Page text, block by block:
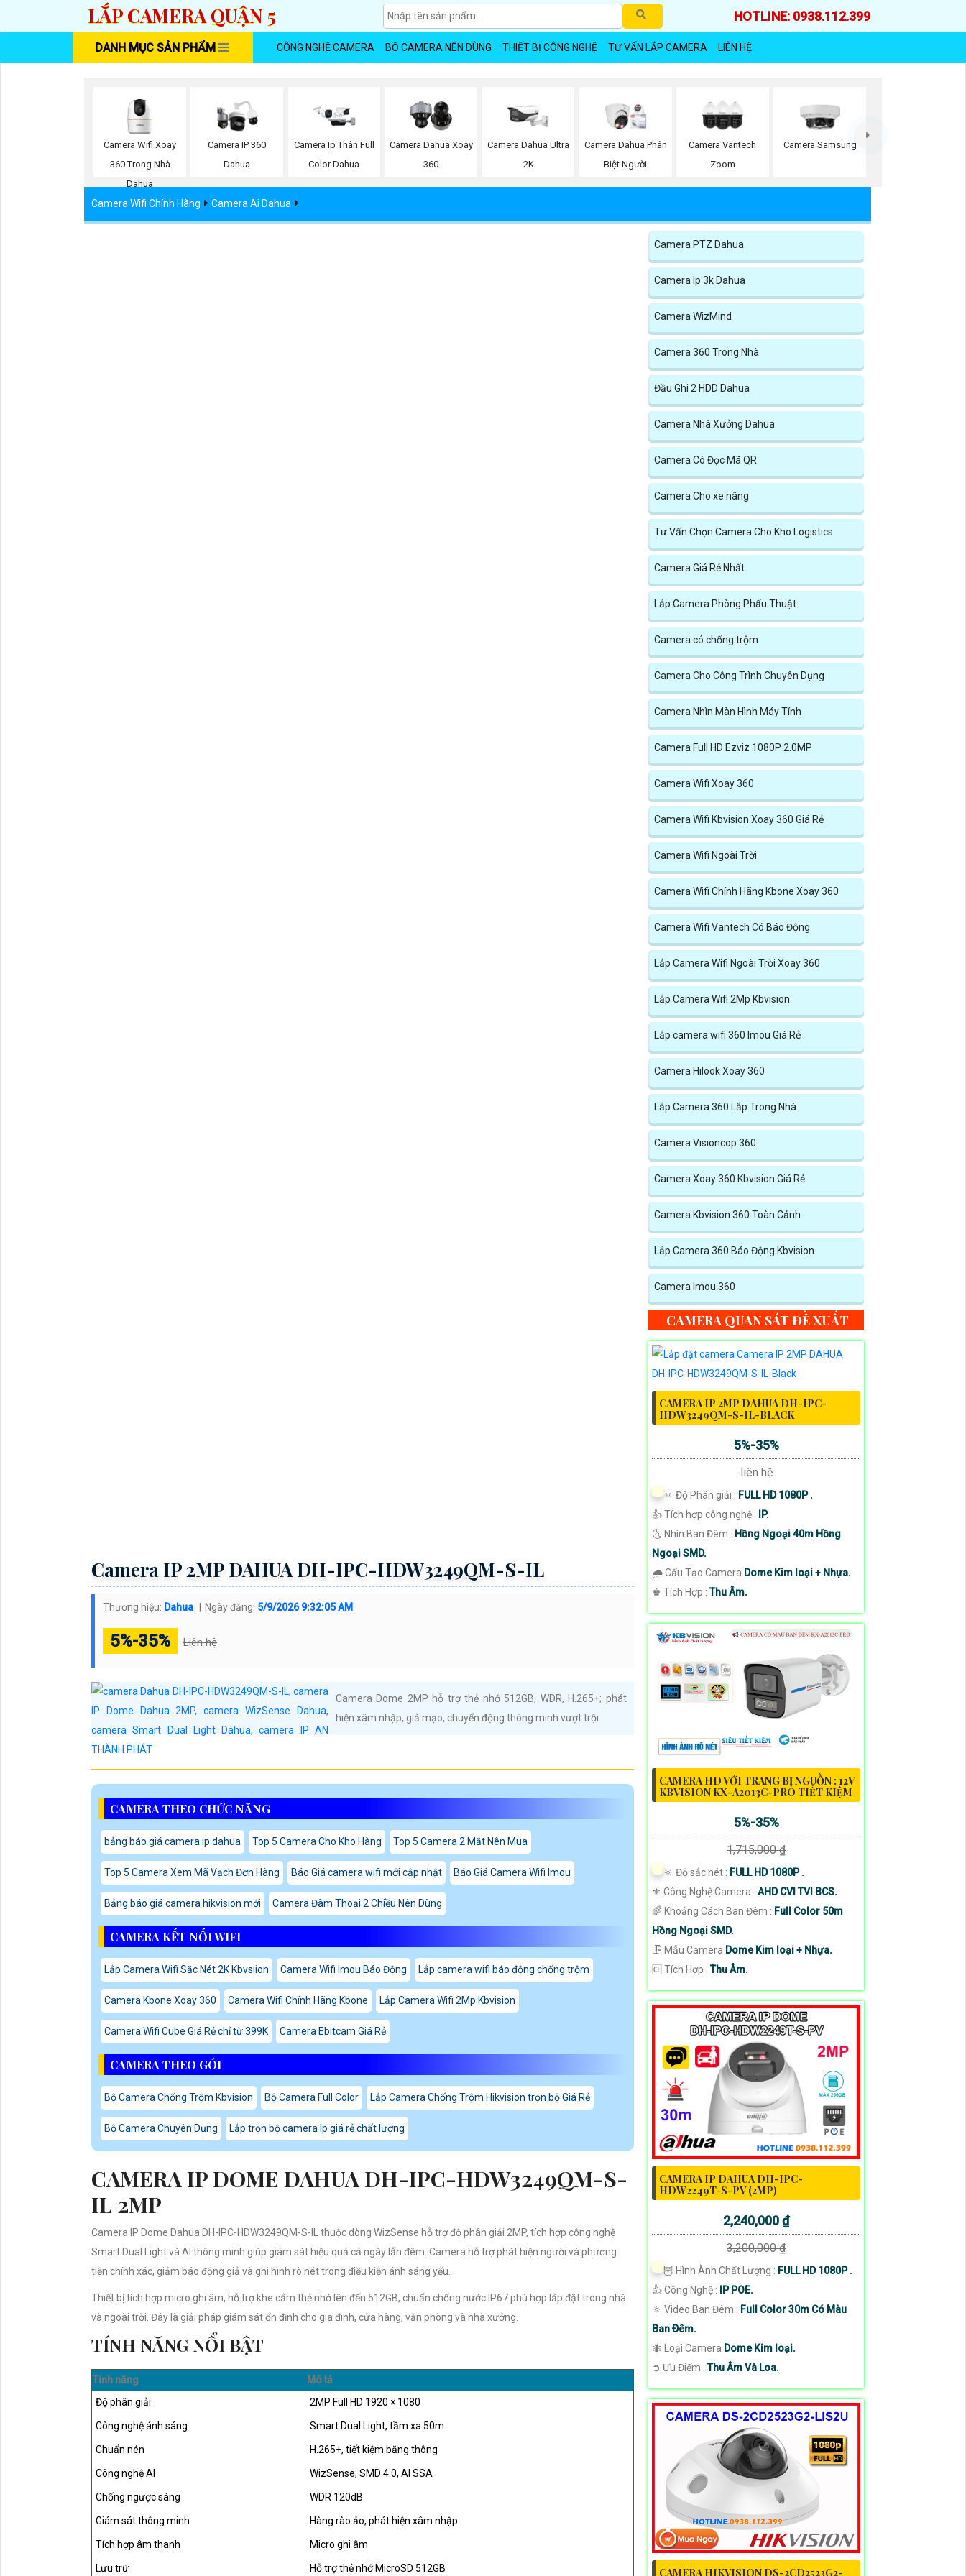
LẮP CAMERA QUẬN 5 HOTLINE: 0938.112.399
DANH MỤC SẢN PHẨM CÔNG NGHỆ CAMERA BỘ CAMERA NÊN DÙNG THIẾT BỊ CÔNG NGHỆ TƯ VẤN LẮP CAMERA LIÊN HỆ
Camera Wifi Xoay
360 Trong Nhà
Dahua
Camera IP 360
Dahua
Camera Ip Thân Full
Color Dahua
Camera Dahua Xoay
360
Camera Dahua Ultra
2K
Camera Dahua Phân
Biệt Người
Camera Vantech
Zoom
Camera Samsung
Camera Wifi Chính Hãng Camera Ai Dahua
Camera IP 2MP DAHUA DH-IPC-HDW3249QM-S-IL
Thương hiệu: Dahua Ngày đăng: 5/9/2026 9:32:05 AM
5%-35% Liên hệ
Camera Dome 2MP hỗ trợ thẻ nhớ 512GB, WDR, H.265+; phát
hiện xâm nhập, giả mạo, chuyển động thông minh vượt trội
CAMERA THEO CHỨC NĂNG
bảng báo giá camera ip dahua Top 5 Camera Cho Kho Hàng Top 5 Camera 2 Mắt Nên Mua
Top 5 Camera Xem Mã Vạch Đơn Hàng Báo Giá camera wifi mới cập nhật Báo Giá Camera Wifi Imou
Bảng báo giá camera hikvision mới Camera Đàm Thoại 2 Chiều Nên Dùng
CAMERA KẾT NỐI WIFI
Lắp Camera Wifi Sắc Nét 2K Kbvsiion Camera Wifi Imou Báo Động Lắp camera wifi báo động chống trộm
Camera Kbone Xoay 360 Camera Wifi Chính Hãng Kbone Lắp Camera Wifi 2Mp Kbvision
Camera Wifi Cube Giá Rẻ chỉ từ 399K Camera Ebitcam Giá Rẻ
CAMERA THEO GÓI
Bộ Camera Chống Trộm Kbvision Bộ Camera Full Color Lắp Camera Chống Trộm Hikvision trọn bộ Giá Rẻ
Bộ Camera Chuyên Dụng Lắp trọn bộ camera Ip giá rẻ chất lượng
CAMERA IP DOME DAHUA DH-IPC-HDW3249QM-S-
IL 2MP
Camera IP Dome Dahua DH-IPC-HDW3249QM-S-IL thuộc dòng WizSense hỗ trợ độ phân giải 2MP, tích hợp công nghệ
Smart Dual Light và AI thông minh giúp giám sát hiệu quả cả ngày lẫn đêm. Camera hỗ trợ phát hiện người và phương
tiện chính xác, giảm báo động giả và ghi hình rõ nét trong điều kiện ánh sáng yếu.
Thiết bị tích hợp micro ghi âm, hỗ trợ khe cắm thẻ nhớ lên đến 512GB, chuẩn chống nước IP67 phù hợp lắp đặt trong nhà
và ngoài trời. Đây là giải pháp giám sát ổn định cho gia đình, cửa hàng, văn phòng và nhà xưởng.
TÍNH NĂNG NỔI BẬT
Tính năng
Mô tả
Độ phân giải
2MP Full HD 1920 × 1080
Công nghệ ánh sáng Smart Dual Light, tầm xa 50m
Chuẩn nén H.265+, tiết kiệm băng thông
Công nghệ AI WizSense, SMD 4.0, AI SSA
Chống ngược sáng WDR 120dB
Giám sát thông minh Hàng rào ảo, phát hiện xâm nhập
Tích hợp âm thanh Micro ghi âm
Lưu trữ Hỗ trợ thẻ nhớ MicroSD 512GB
Camera PTZ Dahua
Camera Ip 3k Dahua
Camera WizMind
Camera 360 Trong Nhà
Đầu Ghi 2 HDD Dahua
Camera Nhà Xưởng Dahua
Camera Có Đọc Mã QR
Camera Cho xe nâng
Tư Vấn Chọn Camera Cho Kho Logistics
Camera Giá Rẻ Nhất
Lắp Camera Phòng Phẩu Thuật
Camera có chống trộm
Camera Cho Công Trình Chuyên Dụng
Camera Nhìn Màn Hình Máy Tính
Camera Full HD Ezviz 1080P 2.0MP
Camera Wifi Xoay 360
Camera Wifi Kbvision Xoay 360 Giá Rẻ
Camera Wifi Ngoài Trời
Camera Wifi Chính Hãng Kbone Xoay 360
Camera Wifi Vantech Có Báo Động
Lắp Camera Wifi Ngoài Trời Xoay 360
Lắp Camera Wifi 2Mp Kbvision
Lắp camera wifi 360 Imou Giá Rẻ
Camera Hilook Xoay 360
Lắp Camera 360 Lắp Trong Nhà
Camera Visioncop 360
Camera Xoay 360 Kbvision Giá Rẻ
Camera Kbvision 360 Toàn Cảnh
Lắp Camera 360 Báo Động Kbvision
Camera Imou 360
CAMERA QUAN SÁT ĐỀ XUẤT
CAMERA IP 2MP DAHUA DH-IPC-
HDW3249QM-S-IL-BLACK
5%-35%
liên hệ
🔅 Độ Phân giải : FULL HD 1080P .
👍 Tích hợp công nghệ : IP.
🌜 Nhìn Ban Đêm : Hồng Ngoại 40m Hồng
Ngoại SMD.
🌧️ Cấu Tạo Camera Dome Kim loại + Nhựa.
️♚ Tích Hợp :Thu Âm.
CAMERA HD VỚI TRANG BỊ NGUỒN : 12V
KBVISION KX-A2013C-PRO TIẾT KIỆM
5%-35%
1,715,000 ₫
🔆 Độ sắc nét : FULL HD 1080P .
⚜️ Công Nghệ Camera : AHD CVI TVI BCS.
🌈 Khoảng Cách Ban Đêm : Full Color 50m
Hồng Ngoại SMD.
🗜️ Mẫu Camera Dome Kim loại + Nhựa.
️🆑 Tích Hợp :Thu Âm.
CAMERA IP DAHUA DH-IPC-
HDW2249T-S-PV (2MP)
2,240,000 ₫
3,200,000 ₫
🦉 Hình Ành Chất Lượng : FULL HD 1080P .
👍 Công Nghệ :
IP POE.
🔅 Video Ban Đêm : Full Color 30m Có Màu
Ban Ðêm.
🐜 Loại Camera Dome Kim loại.
️➲ Ưu Điểm :Thu Âm Và Loa.
CAMERA HIKVISION DS-2CD2523G2-